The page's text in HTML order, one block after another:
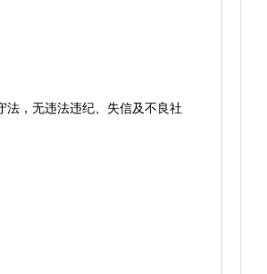
，无违法违纪、失信及不良社